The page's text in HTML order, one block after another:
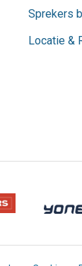
Sprekers
Locatie &